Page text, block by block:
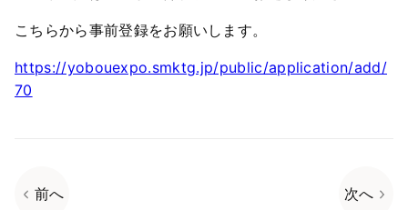
こちらから事前登録をお願いします。
https://yobouexpo.smktg.jp/public/application/add/
70
前へ 次へ